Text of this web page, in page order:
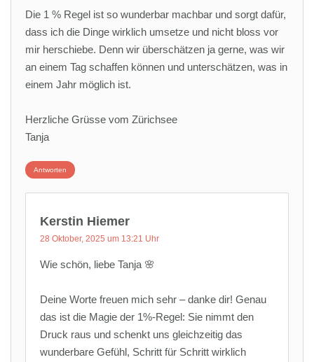
Die 1 % Regel ist so wunderbar machbar und sorgt dafür,
dass ich die Dinge wirklich umsetze und nicht bloss vor
mir herschiebe. Denn wir überschätzen ja gerne, was wir
an einem Tag schaffen können und unterschätzen, was in
einem Jahr möglich ist.
Herzliche Grüsse vom Zürichsee
Tanja
Antworten
Kerstin Hiemer
28 Oktober, 2025 um 13:21 Uhr
Wie schön, liebe Tanja 🌸
Deine Worte freuen mich sehr – danke dir! Genau
das ist die Magie der 1%-Regel: Sie nimmt den
Druck raus und schenkt uns gleichzeitig das
wunderbare Gefühl, Schritt für Schritt wirklich